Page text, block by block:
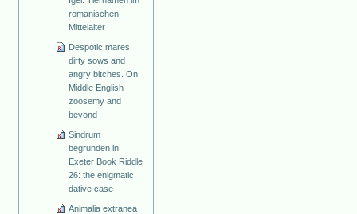
romanischen
Mittelalter
Despotic mares,
dirty sows and
angry bitches. On
Middle English
zoosemy and
beyond
Sindrum
begrunden in
Exeter Book Riddle
26: the enigmatic
dative case
Animalia extranea